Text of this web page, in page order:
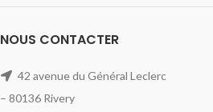
NOUS CONTACTER
42 avenue du Général Leclerc
– 80136 Rivery